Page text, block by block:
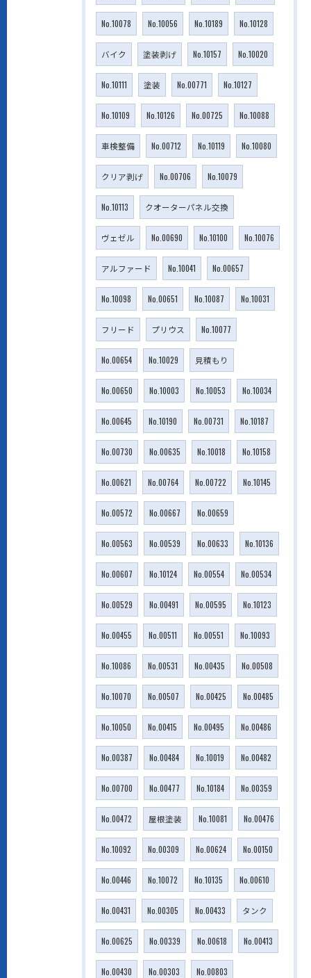
No.10078 No.10056 No.10189 No.10128
バイク 塗装剥げ No.10157 No.10020
No.10111 塗装 No.00771 No.10127
No.10109 No.10126 No.00725 No.10088
車検整備 No.00712 No.10119 No.10080
クリア剥げ No.00706 No.10079
No.10113 クオーターパネル交換
ヴェゼル No.00690 No.10100 No.10076
アルファード No.10041 No.00657
No.10098 No.00651 No.10087 No.10031
フリード プリウス No.10077
No.00654 No.10029 見積もり
No.00650 No.10003 No.10053 No.10034
No.00645 No.10190 No.00731 No.10187
No.00730 No.00635 No.10018 No.10158
No.00621 No.00764 No.00722 No.10145
No.00572 No.00667 No.00659
No.00563 No.00539 No.00633 No.10136
No.00607 No.10124 No.00554 No.00534
No.00529 No.00491 No.00595 No.10123
No.00455 No.00511 No.00551 No.10093
No.10086 No.00531 No.00435 No.00508
No.10070 No.00507 No.00425 No.00485
No.10050 No.00415 No.00495 No.00486
No.00387 No.00484 No.10019 No.00482
No.00700 No.00477 No.10184 No.00359
No.00472 屋根塗装 No.10081 No.00476
No.10092 No.00309 No.00624 No.00150
No.00446 No.10072 No.10135 No.00610
No.00431 No.00305 No.00433 タンク
No.00625 No.00339 No.00618 No.00413
No.00430 No.00303 No.00803